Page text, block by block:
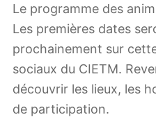
Le programme des
Les premières dates
prochainement sur
sociaux du CIETM.
découvrir les lieux, les
de participation.